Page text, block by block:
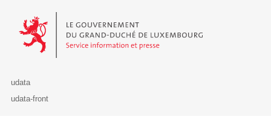
Le Gouvernement du Grand-Duché de Luxembourg - Service
udata
udata-front